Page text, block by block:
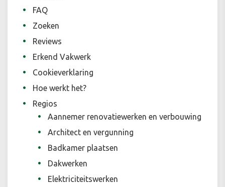
FAQ
Zoeken
Reviews
Erkend Vakwerk
Cookieverklaring
Hoe werkt het?
Regios
Aannemer renovatiewerken en verbouwing
Architect en vergunning
Badkamer plaatsen
Dakwerken
Elektriciteitswerken